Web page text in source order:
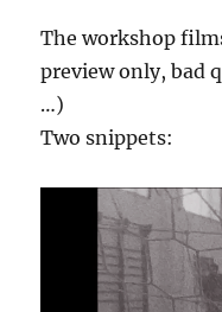
The workshop
preview only, bad
…)
Two snippets: